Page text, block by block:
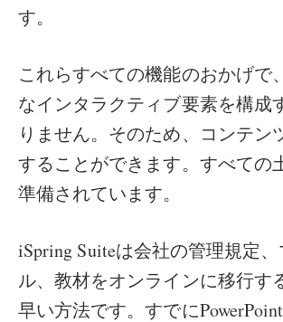
す。
これらすべての機能のおかげで
なインタラクティブ要素を構成
りません。そのため、コンテン
することができます。すべての
準備されています。
iSpring Suiteは会社の管理規定
ル、教材をオンラインに移行す
早い方法です。すでに